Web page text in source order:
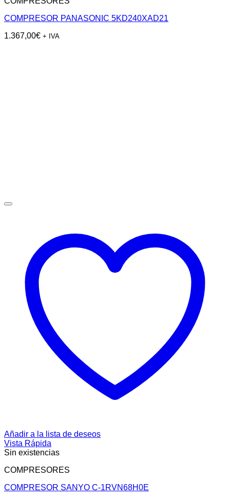
COMPRESOR PANASONIC 5KD240XAD21
1.367,00€ + IVA
Añadir a la lista de deseos
Vista Rápida
Sin existencias
COMPRESORES
COMPRESOR SANYO C-1RVN68H0E